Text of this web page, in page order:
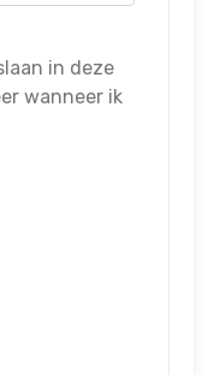
in deze
wanneer ik